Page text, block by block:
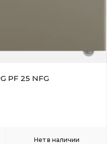
PF 25 NFG
Нет в наличии